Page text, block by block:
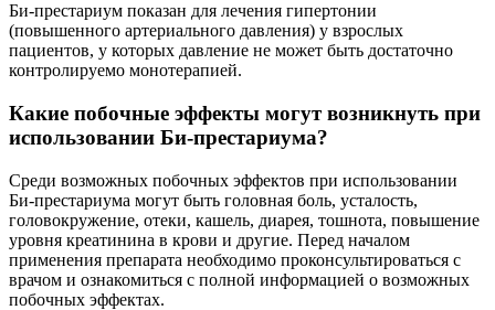
Би-престариум показан для лечения гипертонии
(повышенного артериального давления) у взрослых
пациентов, у которых давление не может быть достаточно
контролируемо монотерапией.
Какие побочные эффекты могут возникнуть при
использовании Би-престариума?
Среди возможных побочных эффектов при использовании
Би-престариума могут быть головная боль, усталость,
головокружение, отеки, кашель, диарея, тошнота, повышение
уровня креатинина в крови и другие. Перед началом
применения препарата необходимо проконсультироваться с
врачом и ознакомиться с полной информацией о возможных
побочных эффектах.